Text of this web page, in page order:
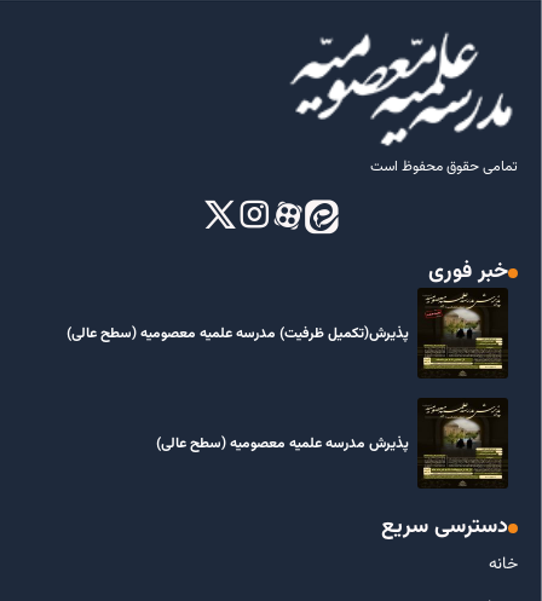
تمامی حقوق محفوظ است
خبر فوری
پذیرش(تکمیل ظرفیت) مدرسه علمیه معصومیه‌ (سطح عالی)
پذیرش مدرسه علمیه معصومیه‌ (سطح عالی)
دسترسی سریع
خانه